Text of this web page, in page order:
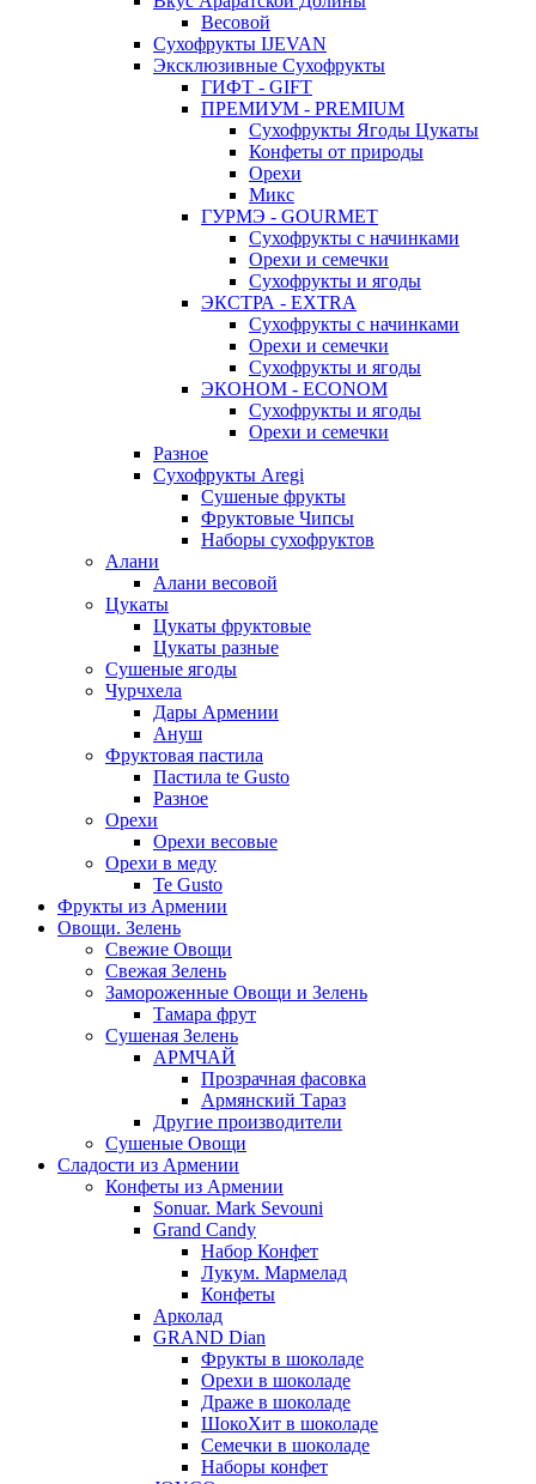
Весовой
Сухофрукты IJEVAN
Эксклюзивные Сухофрукты
ГИФТ - GIFT
ПРЕМИУМ - PREMIUM
Сухофрукты Ягоды Цукаты
Конфеты от природы
Орехи
Микс
ГУРМЭ - GOURMET
Сухофрукты с начинками
Орехи и семечки
Сухофрукты и ягоды
ЭКСТРА - EXTRA
Сухофрукты с начинками
Орехи и семечки
Сухофрукты и ягоды
ЭКОНОМ - ECONOM
Сухофрукты и ягоды
Орехи и семечки
Разное
Сухофрукты Aregi
Сушеные фрукты
Фруктовые Чипсы
Наборы сухофруктов
Алани
Алани весовой
Цукаты
Цукаты фруктовые
Цукаты разные
Сушеные ягоды
Чурчхела
Дары Армении
Ануш
Фруктовая пастила
Пастила te Gusto
Разное
Орехи
Орехи весовые
Орехи в меду
Te Gusto
Фрукты из Армении
Овощи. Зелень
Свежие Овощи
Свежая Зелень
Замороженные Овощи и Зелень
Тамара фрут
Сушеная Зелень
АРМЧАЙ
Прозрачная фасовка
Армянский Тараз
Другие производители
Сушеные Овощи
Сладости из Армении
Конфеты из Армении
Sonuar. Mark Sevouni
Grand Candy
Набор Конфет
Лукум. Мармелад
Конфеты
Арколад
GRAND Dian
Фрукты в шоколаде
Орехи в шоколаде
Драже в шоколаде
ШокоХит в шоколаде
Семечки в шоколаде
Наборы конфет